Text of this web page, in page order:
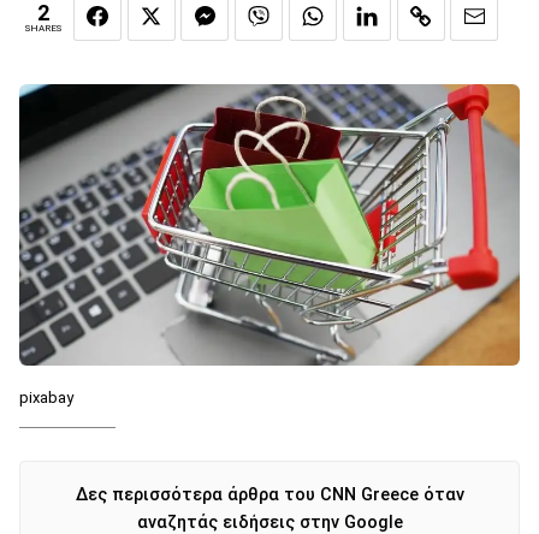
2
SHARES
pixabay
Δες περισσότερα άρθρα του CNN Greece όταν
αναζητάς ειδήσεις στην Google